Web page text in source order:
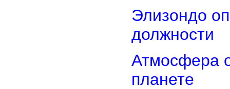
Элизондо
должности
Атмосфера
планете